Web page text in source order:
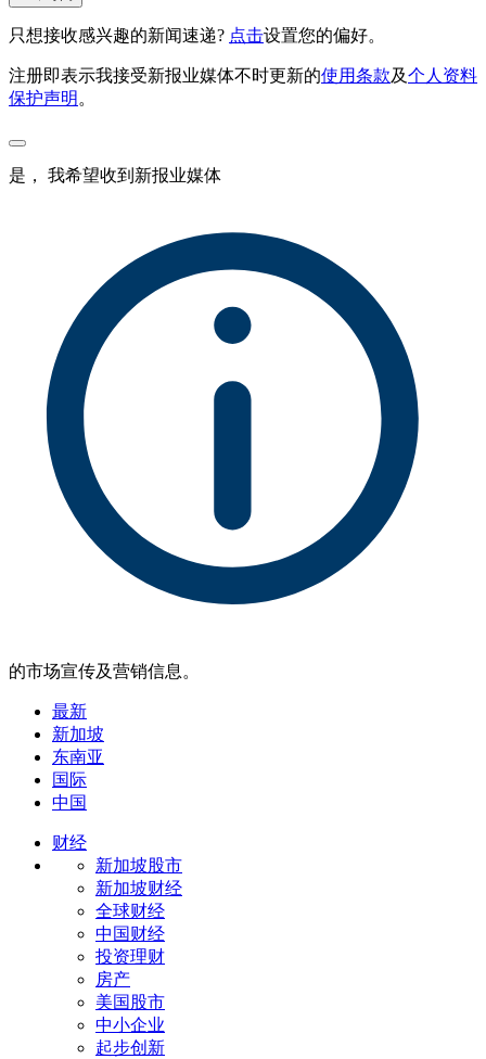
只想接收感兴趣的新闻速递? 点击设置您的偏好。
注册即表示我接受新报业媒体不时更新的使用条款及个人资料
保护声明 。
是， 我希望收到新报业媒体
的市场宣传及营销信息。
最新
新加坡
东南亚
国际
中国
财经
新加坡股市
新加坡财经
全球财经
中国财经
投资理财
房产
美国股市
中小企业
起步创新